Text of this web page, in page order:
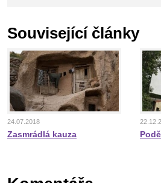
Související články
24.07.2018
Zasmrádlá kauza